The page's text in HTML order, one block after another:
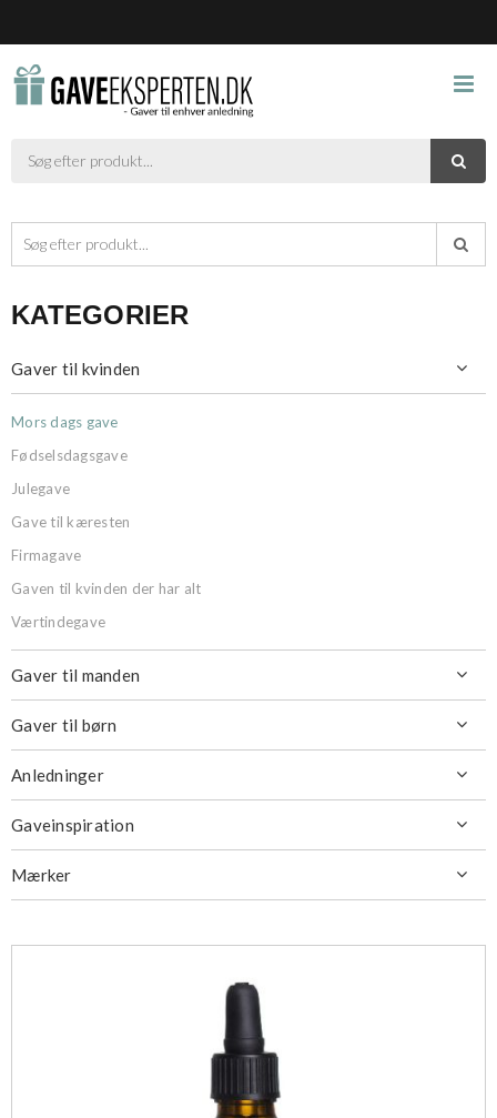



KATEGORIER
Gaver til kvinden 
Mors dags gave
Fødselsdagsgave
Julegave
Gave til kæresten
Firmagave
Gaven til kvinden der har alt
Værtindegave
Gaver til manden 
Gaver til børn 
Anledninger 
Gaveinspiration 
Mærker 